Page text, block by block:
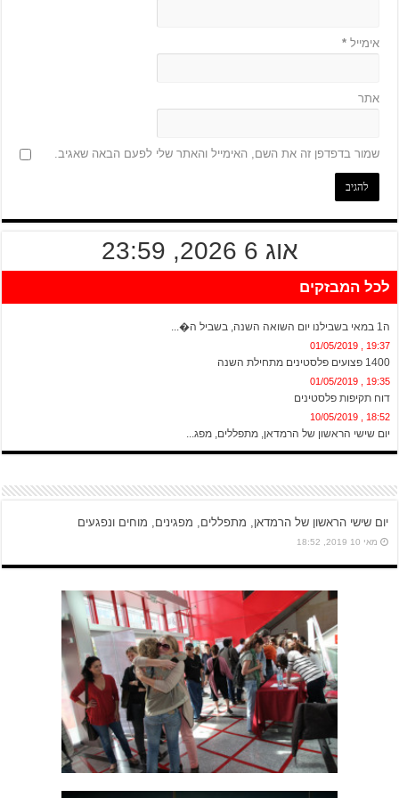
אימייל*
אתר
שמור בדפדפן זה את השם, האימייל והאתר שלי לפעם הבאה שאגיב.
אוג 6 2026, 23:59
לכל המבזקים
ה1 במאי בשבילנו יום השואה השנה, בשביל ה�...
19:37 , 01/05/2019
1400 פצועים פלסטינים מתחילת השנה
19:35 , 01/05/2019
דוח תקיפות פלסטינים
18:52 , 10/05/2019
יום שישי הראשון של הרמדאן, מתפללים, מפג...
יום שישי הראשון של הרמדאן, מתפללים, מפגינים, מוחים ונפגעים
מאי 10 2019, 18:52